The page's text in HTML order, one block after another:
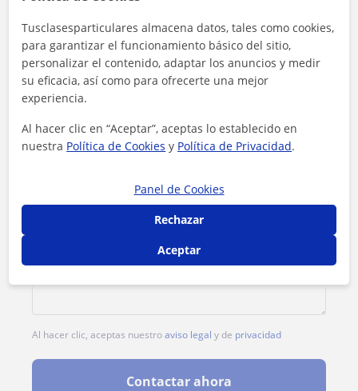
Tarifa €/h
1ª clase gratis
Al hacer clic, aceptas nuestroaviso legal y de privacidad
Contactar ahora
Tusclasesparticulares almacena datos, tales como cookies,
para garantizar el funcionamiento básico del sitio,
personalizar el contenido, adaptar los anuncios y medir
su eficacia, así como para ofrecerte una mejor
experiencia.
Al hacer clic en “Aceptar”, aceptas lo establecido en
nuestra Política de Cookies y Política de Privacidad.
Panel de Cookies
Rechazar
Aceptar